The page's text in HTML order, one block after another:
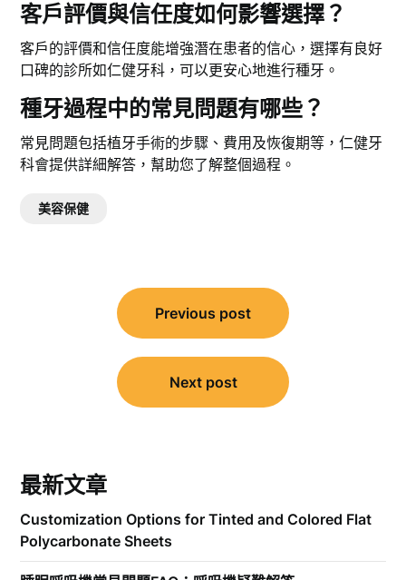
客戶評價與信任度如何影響選擇？
客戶的評價和信任度能增強潛在患者的信心，選擇有良好
口碑的診所如仁健牙科，可以更安心地進行種牙。
種牙過程中的常見問題有哪些？
常見問題包括植牙手術的步驟、費用及恢復期等，仁健牙
科會提供詳細解答，幫助您了解整個過程。
美容保健
Previous post
Next post
最新文章
Customization Options for Tinted and Colored Flat
Polycarbonate Sheets